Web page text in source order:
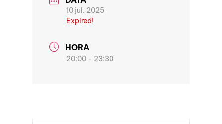
10 jul. 2025
Expired!
HORA
20:00 - 23:30